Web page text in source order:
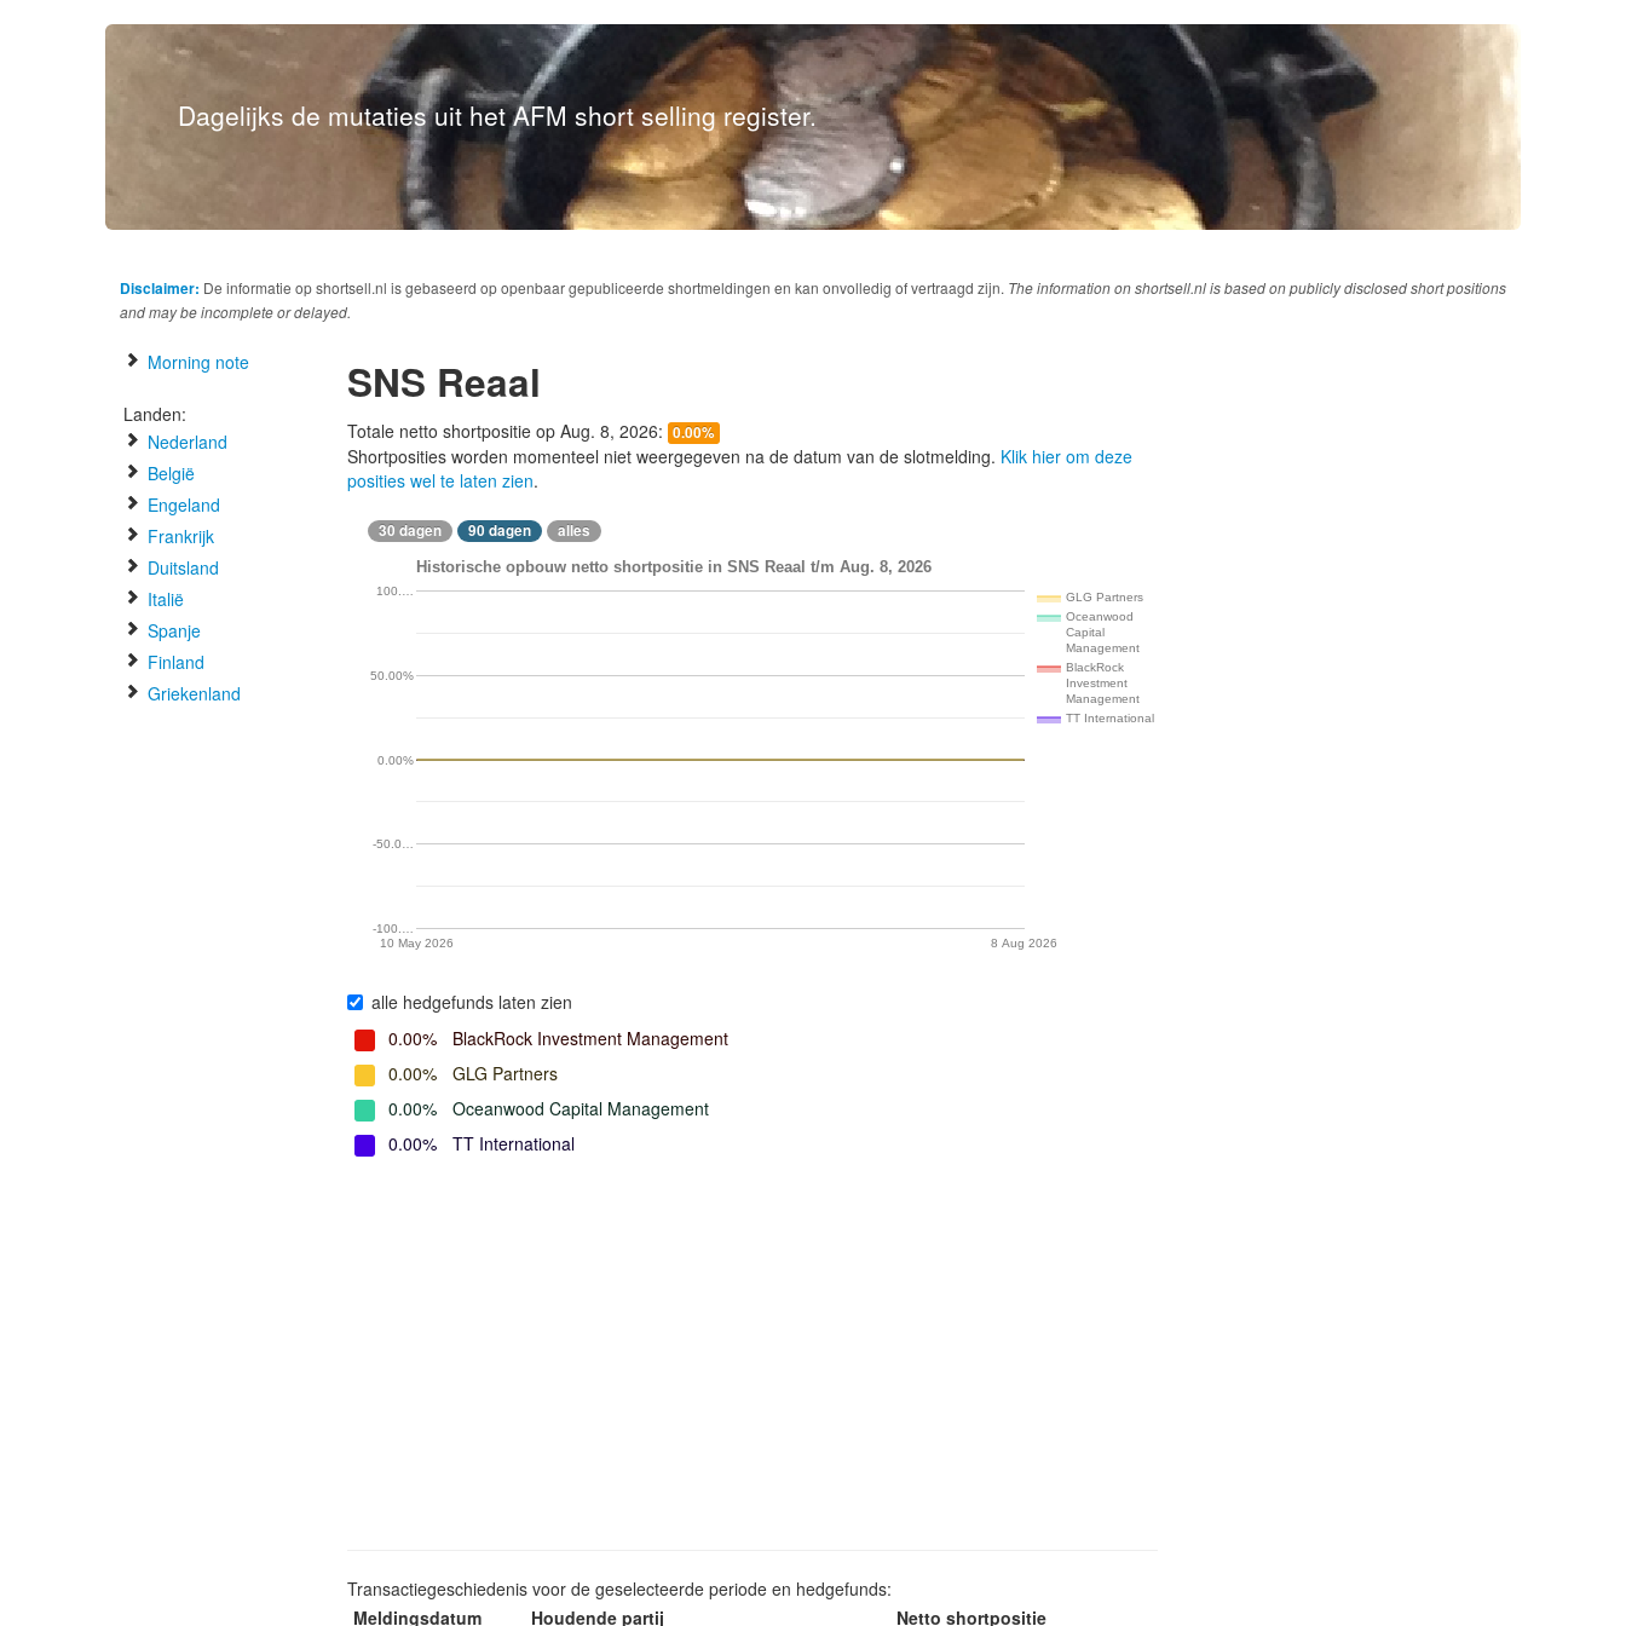
Dagelijks de mutaties uit het AFM short selling register.
Disclaimer: De informatie op shortsell.nl is gebaseerd op openbaar gepubliceerde shortmeldingen en kan onvolledig of vertraagd zijn. The information on shortsell.nl is based on publicly disclosed short positions
and may be incomplete or delayed.
Morning note
Landen:
Nederland
België
Engeland
Frankrijk
Duitsland
Italië
Spanje
Finland
Griekenland
SNS Reaal
Totale netto shortpositie op Aug. 8, 2026: 0.00%
Shortposities worden momenteel niet weergegeven na de datum van de slotmelding. Klik hier om deze
posities wel te laten zien.
30 dagen 90 dagen alles
Historische opbouw netto shortpositie in SNS Reaal t/m Aug. 8, 2026
GLG Partners
Oceanwood
Capital
Management
BlackRock
Investment
Management
TT International
10 May 2026 8 Aug 2026
-100.…
-50.0…
0.00%
50.00%
100.…
alle hedgefunds laten zien
0.00%
BlackRock Investment Management
0.00%
GLG Partners
0.00%
Oceanwood Capital Management
0.00%
TT International
Transactiegeschiedenis voor de geselecteerde periode en hedgefunds:
Meldingsdatum
Houdende partij Netto shortpositie